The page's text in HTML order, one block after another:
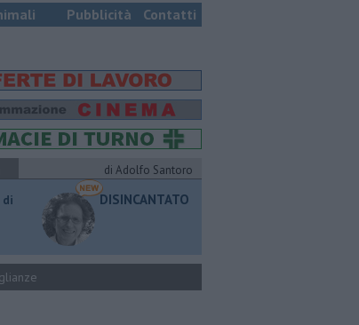
Pubblicità Contatti
di Adolfo Santoro
di
DISINCANTATO